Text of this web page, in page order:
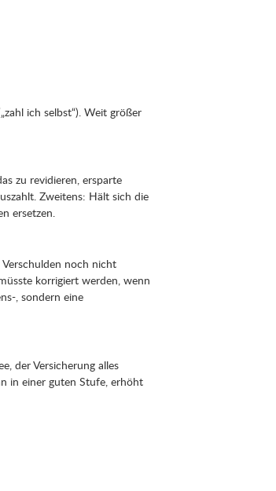
ich selbst“). Weit größer
zu revidieren, ersparte
Zweitens: Hält sich die
ersetzen.
noch nicht
korrigiert werden, wenn
, sondern eine
der Versicherung alles
in einer guten Stufe, erhöht